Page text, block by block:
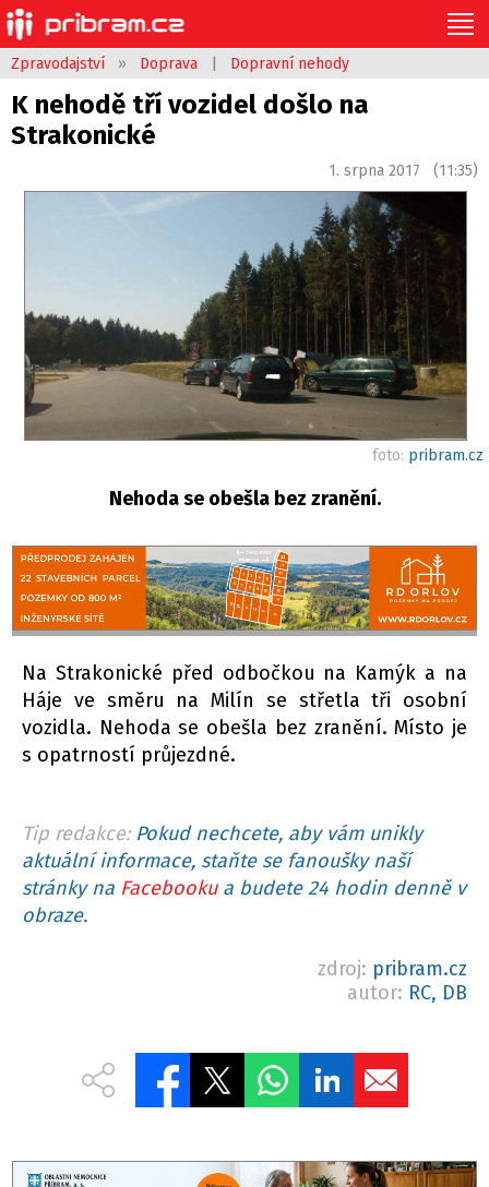
Zpravodajství » Doprava Dopravní nehody
K nehodě tří vozidel došlo na
Strakonické
1. srpna 2017 (11:35)
foto: pribram.cz
Nehoda se obešla bez zranění.
Na Strakonické před odbočkou na Kamýk a na
Háje ve směru na Milín se střetla tři osobní
vozidla. Nehoda se obešla bez zranění. Místo je
s opatrností průjezdné.
Tip redakce: Pokud nechcete, aby vám unikly
aktuální informace, staňte se fanoušky naší
stránky na Facebookua budete 24 hodin denně v
obraze.
zdroj: pribram.cz
autor: RC, DB